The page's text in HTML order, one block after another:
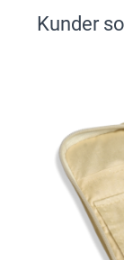
Kunder